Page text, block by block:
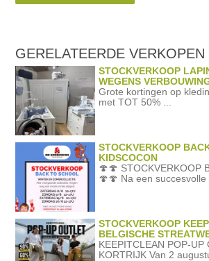
GERELATEERDEVERKOPEN
STOCKVERKOOP
WEGENS
Grote kortingen op
met TOT 50% ...
STOCKVERKOOP
KIDSCOCON
🍄🍄 STOCKVERKOOP
🍄🍄 Na een succesvolle
STOCKVERKOOP
BELGISCHE
KEEPITCLEAN POP-UP
KORTRIJK Van 2